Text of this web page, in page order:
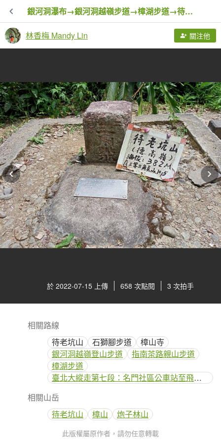
銀河洞瀑布→銀河洞越嶺步道→樟湖步道→待老坑山→杏花林→樟湖山→樟山寺→飛龍步道→政大→動物園門口
林香梅 Mandy Lin 關注他
於 2022-07-15 上傳 658 次點閱 3 次拍手
相關路線
待老坑山
石獅腳步道
樟山寺
銀河洞越嶺登山步道
指南茶路親山步道
樟湖步道
臺北大縱走第七段：名門社區公車站至飛龍步道
相關山岳
待老坑山
樟山 炮子林山
此版權屬原作者，請勿任意轉載